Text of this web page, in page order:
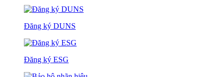
Đăng ký DUNS
Đăng ký ESG